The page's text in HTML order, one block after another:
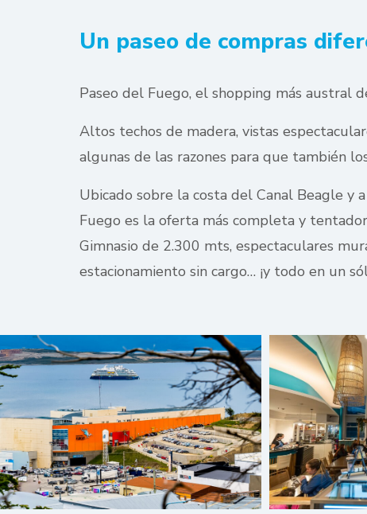
Un paseo de compras
Paseo del Fuego, el shopping más austral
Altos techos de madera, vistas
algunas de las razones para que también
Ubicado sobre la costa del Canal Beagle y
Fuego es la oferta más completa y
Gimnasio de 2.300 mts, espectaculares
estacionamiento sin cargo… ¡y todo en un